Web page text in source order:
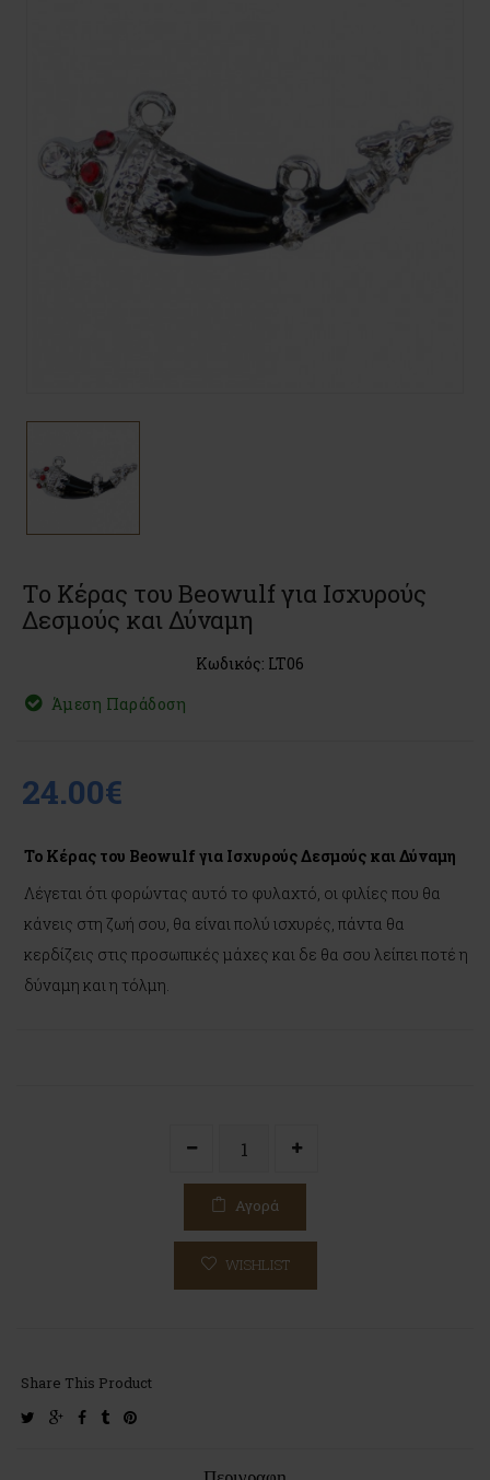
Το Κέρας του Beowulf για Ισχυρούς
Δεσμούς και Δύναμη
Κωδικός: LT06
Άμεση Παράδοση
24.00€
Το Κέρας του Beowulf για Ισχυρούς Δεσμούς και Δύναμη
Λέγεται ότι φορώντας αυτό το φυλαχτό, οι φιλίες που θα
κάνεις στη ζωή σου, θα είναι πολύ ισχυρές, πάντα θα
κερδίζεις στις προσωπικές μάχες και δε θα σου λείπει ποτέ η
δύναμη και η τόλμη.
Αγορά
WISHLIST
Share This Product
twittergoogle-facebook
tumblrpinterest